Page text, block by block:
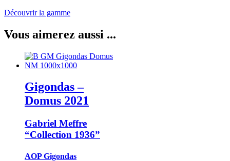
Découvrir la gamme
Vous aimerez aussi ...
Gigondas –
Domus 2021
Gabriel Meffre
“Collection 1936”
AOP Gigondas